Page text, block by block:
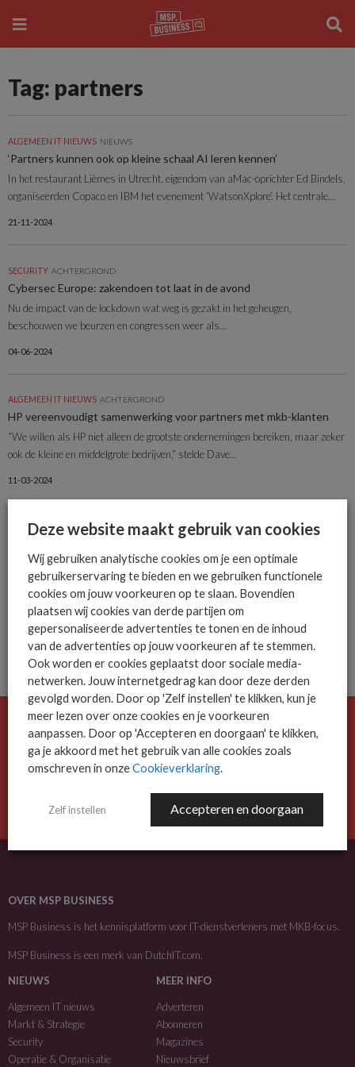
Tag: partners
ALGEMEEN IT NIEUWS NIEUWS
‘Partners kunnen ook op kleine schaal AI leren kennen’
In het restaurant Lièmes in Utrecht, eigendom van aMac-oprichter Ed Bindels,
organiseerden Copaco en IBM het evenement ‘WatsonXplore’. Het centrale...
21-11-2024
SECURITY ACHTERGROND
Cybersec Europe: zakendoen tot laat in de avond
Nu de impact van de lockdown wat weg is gezakt in het geheugen,
beschouwen we beurzen en congressen weer als...
04-06-2024
ALGEMEEN IT NIEUWS ACHTERGROND
HP vereenvoudigt samenwerking voor partners met mkb-klanten
“We willen als HP niet alleen de grootste ondernemingen bereiken, maar zeker
ook de kleine en middelgrote bedrijven,” stelde Dave...
11-03-2024
ALGEMEEN IT NIEUWS NIEUWS
Met vier hallen en nog meer bezoekers dan de 3000 van vorig jaar bood Cloud
Expo de deelnemende leveranciers een...
08-12-2023
De ICT-wereld is snel. Mis niets.
Meld je nu aan voor de MSP Business nieuwsbrief.
OVER MSP BUSINESS
MSP Business is het kennisplatform voor IT-dienstverleners met MKB-focus.
MSP Business is een merk van DutchIT.com
NIEUWS
Algemeen IT nieuws
Markt & Strategie
Security
Operatie & Organisatie
MEER INFO
Adverteren
Abonneren
Magazines
Nieuwsbrief
Deze website maakt gebruik van cookies
Wij gebruiken analytische cookies om je een optimale
gebruikerservaring te bieden en we gebruiken functionele
cookies om jouw voorkeuren op te slaan. Bovendien
plaatsen wij cookies van derde partijen om
gepersonaliseerde advertenties te tonen en de inhoud
van de advertenties op jouw voorkeuren af te stemmen.
Ook worden er cookies geplaatst door sociale media-
netwerken. Jouw internetgedrag kan door deze derden
gevolgd worden. Door op 'Zelf instellen' te klikken, kun je
meer lezen over onze cookies en je voorkeuren
aanpassen. Door op 'Accepteren en doorgaan' te klikken,
ga je akkoord met het gebruik van alle cookies zoals
omschreven in onzeCookieverklaring.
Zelf instellen Accepteren en doorgaan